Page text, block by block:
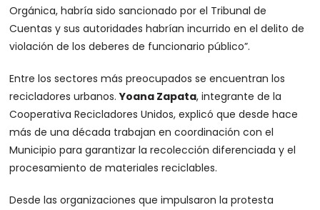
Orgánica, habría sido sancionado por el Tribunal de
Cuentas y sus autoridades habrían incurrido en el delito de
violación de los deberes de funcionario público”.
Entre los sectores más preocupados se encuentran los
recicladores urbanos.Yoana Zapata, integrante de la
Cooperativa Recicladores Unidos, explicó que desde hace
más de una década trabajan en coordinación con el
Municipio para garantizar la recolección diferenciada y el
procesamiento de materiales reciclables.
Desde las organizaciones que impulsaron la protesta